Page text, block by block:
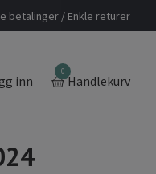
betalinger / Enkle returer
inn
0
Handlekurv